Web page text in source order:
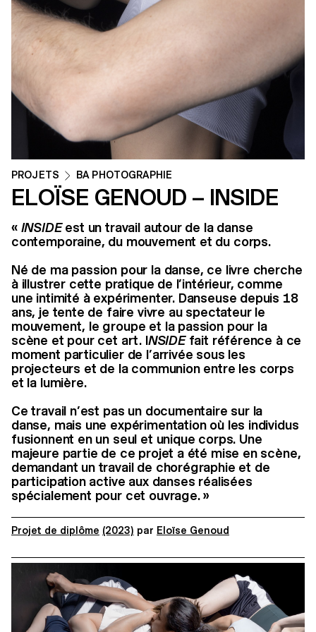
PROJETS BA PHOTOGRAPHIE
ELOÏSE GENOUD – INSIDE
« INSIDEest un travail autour de la danse
contemporaine, du mouvement et du corps.
Né de ma passion pour la danse, ce livre cherche
à illustrer cette pratique de l’intérieur, comme
une intimité à expérimenter. Danseuse depuis 18
ans, je tente de faire vivre au spectateur le
mouvement, le groupe et la passion pour la
scène et pour cet art. INSIDE fait référence à ce
moment particulier de l’arrivée sous les
projecteurs et de la communion entre les corps
et la lumière.
Ce travail n’est pas un documentaire sur la
danse, mais une expérimentation où les individus
fusionnent en un seul et unique corps. Une
majeure partie de ce projet a été mise en scène,
demandant un travail de chorégraphie et de
participation active aux danses réalisées
spécialement pour cet ouvrage. »
Projet de diplôme (2023) par Eloïse Genoud